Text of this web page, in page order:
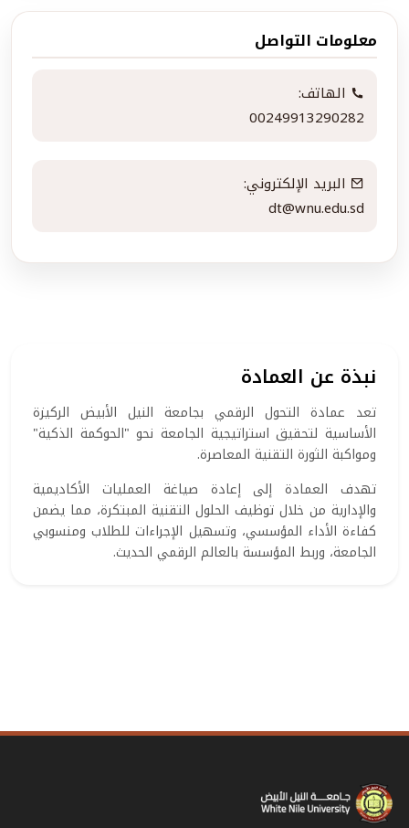
معلومات التواصل
الهاتف:
00249913290282
البريد الإلكتروني:
dt@wnu.edu.sd
نبذة عن العمادة
تعد عمادة التحول الرقمي بجامعة النيل الأبيض الركيزة
الأساسية لتحقيق استراتيجية الجامعة نحو "الحوكمة الذكية"
ومواكبة الثورة التقنية المعاصرة.
تهدف العمادة إلى إعادة صياغة العمليات الأكاديمية
والإدارية من خلال توظيف الحلول التقنية المبتكرة، مما يضمن
كفاءة الأداء المؤسسي، وتسهيل الإجراءات للطلاب ومنسوبي
الجامعة، وربط المؤسسة بالعالم الرقمي الحديث.